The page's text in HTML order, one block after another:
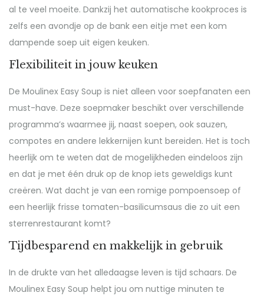
al te veel moeite. Dankzij het automatische kookproces is
zelfs een avondje op de bank een eitje met een kom
dampende soep uit eigen keuken.
Flexibiliteit in jouw keuken
De Moulinex Easy Soup is niet alleen voor soepfanaten een
must-have. Deze soepmaker beschikt over verschillende
programma’s waarmee jij, naast soepen, ook sauzen,
compotes en andere lekkernijen kunt bereiden. Het is toch
heerlijk om te weten dat de mogelijkheden eindeloos zijn
en dat je met één druk op de knop iets geweldigs kunt
creëren. Wat dacht je van een romige pompoensoep of
een heerlijk frisse tomaten-basilicumsaus die zo uit een
sterrenrestaurant komt?
Tijdbesparend en makkelijk in gebruik
In de drukte van het alledaagse leven is tijd schaars. De
Moulinex Easy Soup helpt jou om nuttige minuten te